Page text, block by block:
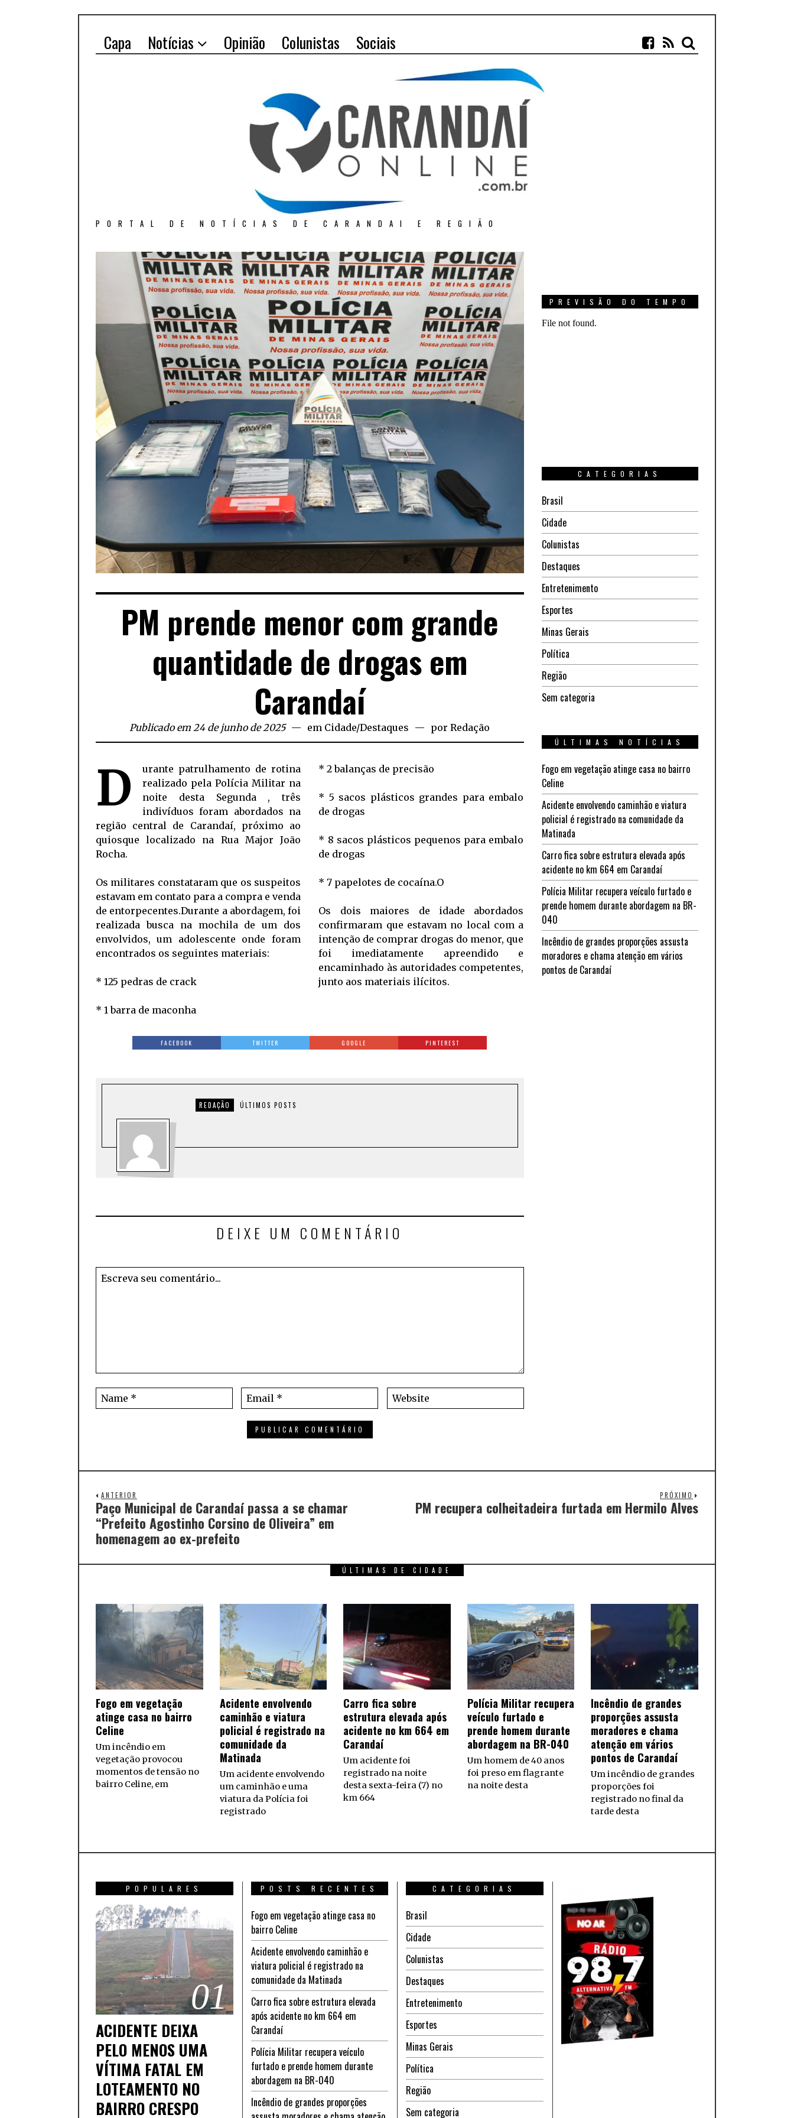
Capa Notícias Opinião Colunistas Sociais
PORTAL DE NOTÍCIAS DE CARANDAI E REGIÃO
PM prende menor com grande
quantidade de drogas em
Carandaí
Publicado em 24 de junho de 2025 em Cidade/Destaques porRedação
D
urante patrulhamento de rotina
realizado pela Polícia Militar na
noite desta Segunda , três
indivíduos foram abordados na
região central de Carandaí, próximo ao
quiosque localizado na Rua Major João
Rocha.
Os militares constataram que os suspeitos
estavam em contato para a compra e venda
de entorpecentes.Durante a abordagem, foi
realizada busca na mochila de um dos
envolvidos, um adolescente onde foram
encontrados os seguintes materiais:
* 125 pedras de crack
* 1 barra de maconha
* 2 balanças de precisão
* 5 sacos plásticos grandes para embalo
de drogas
* 8 sacos plásticos pequenos para embalo
de drogas
* 7 papelotes de cocaína.O
Os dois maiores de idade abordados
confirmaram que estavam no local com a
intenção de comprar drogas do menor, que
foi imediatamente apreendido e
encaminhado às autoridades competentes,
junto aos materiais ilícitos.
FACEBOOK TWITTER GOOGLE PINTEREST
REDAÇÃO ÚLTIMOS POSTS
DEIXE UM COMENTÁRIO
PREVISÃO DO TEMPO
CATEGORIAS
Brasil
Cidade
Colunistas
Destaques
Entretenimento
Esportes
Minas Gerais
Política
Região
Sem categoria
ÚLTIMAS NOTÍCIAS
Fogo em vegetação atinge casa no bairro
Celine
Acidente envolvendo caminhão e viatura
policial é registrado na comunidade da
Matinada
Carro fica sobre estrutura elevada após
acidente no km 664 em Carandaí
Polícia Militar recupera veículo furtado e
prende homem durante abordagem na BR-
040
Incêndio de grandes proporções assusta
moradores e chama atenção em vários
pontos de Carandaí
ANTERIOR
Paço Municipal de Carandaí passa a se chamar
“Prefeito Agostinho Corsino de Oliveira” em
homenagem ao ex-prefeito
PRÓXIMO
PM recupera colheitadeira furtada em Hermilo Alves
ÚLTIMAS DE CIDADE
Fogo em vegetação
atinge casa no bairro
Celine
Um incêndio em
vegetação provocou
momentos de tensão no
bairro Celine, em
Acidente envolvendo
caminhão e viatura
policial é registrado na
comunidade da
Matinada
Um acidente envolvendo
um caminhão e uma
viatura da Polícia foi
registrado
Carro fica sobre
estrutura elevada após
acidente no km 664 em
Carandaí
Um acidente foi
registrado na noite
desta sexta-feira (7) no
km 664
Polícia Militar recupera
veículo furtado e
prende homem durante
abordagem na BR-040
Um homem de 40 anos
foi preso em flagrante
na noite desta
Incêndio de grandes
proporções assusta
moradores e chama
atenção em vários
pontos de Carandaí
Um incêndio de grandes
proporções foi
registrado no final da
tarde desta
POPULARES
01
ACIDENTE DEIXA
PELO MENOS UMA
VÍTIMA FATAL EM
LOTEAMENTO NO
BAIRRO CRESPO
POSTS RECENTES
Fogo em vegetação atinge casa no
bairro Celine
Acidente envolvendo caminhão e
viatura policial é registrado na
comunidade da Matinada
Carro fica sobre estrutura elevada
após acidente no km 664 em
Carandaí
Polícia Militar recupera veículo
furtado e prende homem durante
abordagem na BR-040
Incêndio de grandes proporções
CATEGORIAS
Brasil
Cidade
Colunistas
Destaques
Entretenimento
Esportes
Minas Gerais
Política
Região
Sem categoria